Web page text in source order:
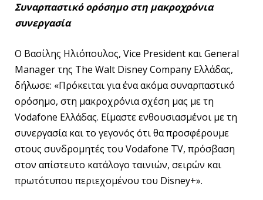
Συναρπαστικό ορόσημο στη μακροχρόνια
συνεργασία
Ο Βασίλης Ηλιόπουλος, Vice President και General
Manager της The Walt Disney Company Ελλάδας,
δήλωσε: «Πρόκειται για ένα ακόμα συναρπαστικό
ορόσημο, στη μακροχρόνια σχέση μας με τη
Vodafone Ελλάδας. Είμαστε ενθουσιασμένοι με τη
συνεργασία και το γεγονός ότι θα προσφέρουμε
στους συνδρομητές του Vodafone TV, πρόσβαση
στον απίστευτο κατάλογο ταινιών, σειρών και
πρωτότυπου περιεχομένου του Disney+».